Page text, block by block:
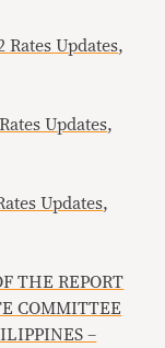
Rates Updates,
Updates,
Updates,
THE REPORT
COMMITTEE
–